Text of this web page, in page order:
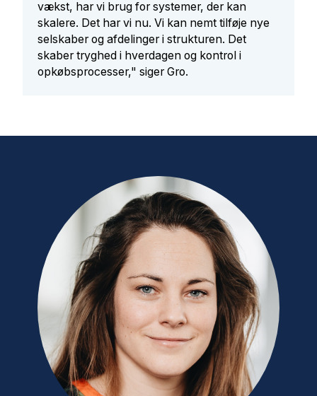
vækst, har vi brug for systemer, der kan
skalere. Det har vi nu. Vi kan nemt tilføje nye
selskaber og afdelinger i strukturen. Det
skaber tryghed i hverdagen og kontrol i
opkøbsprocesser," siger Gro.